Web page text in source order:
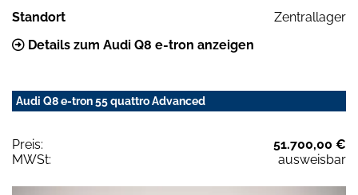
Standort
Zentrallager
Details zum Audi Q8 e-tron anzeigen
Audi Q8 e-tron 55 quattro Advanced
Preis:
51.700,00 €
MWSt:
ausweisbar